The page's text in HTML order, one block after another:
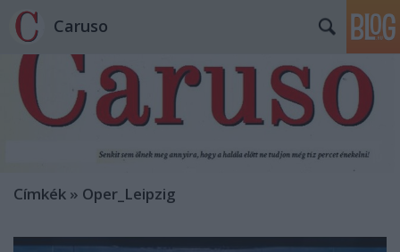
Caruso
Címkék » Oper_Leipzig